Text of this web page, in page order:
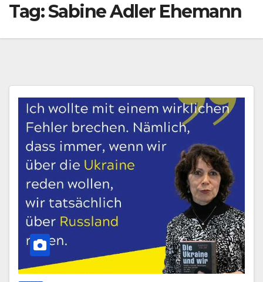
Tag:Sabine Adler Ehemann